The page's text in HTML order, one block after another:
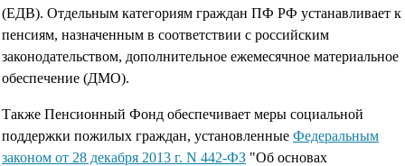
(ЕДВ). Отдельным категориям граждан ПФ РФ устанавливает к
пенсиям, назначенным в соответствии с российским
законодательством, дополнительное ежемесячное материальное
обеспечение (ДМО).
Также Пенсионный Фонд обеспечивает меры социальной
поддержки пожилых граждан, установленные Федеральным
законом от 28 декабря 2013 г. N 442-ФЗ "Об основах